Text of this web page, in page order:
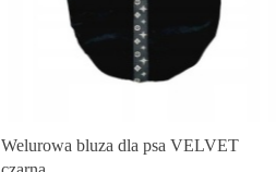
Welurowa bluza dla psa VELVET